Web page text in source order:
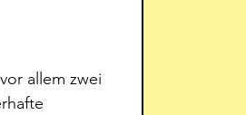
allem zwei